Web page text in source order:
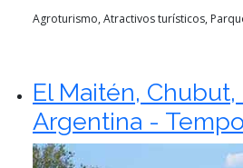
Agroturismo, Atractivos turísticos,
El Maitén,
Argentina -